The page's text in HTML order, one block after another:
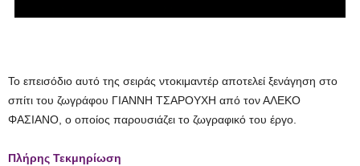
Το επεισόδιο αυτό της σειράς ντοκιμαντέρ αποτελεί ξενάγηση στο
σπίτι του ζωγράφου ΓΙΑΝΝΗ ΤΣΑΡΟΥΧΗ από τον ΑΛΕΚΟ
ΦΑΣΙΑΝΟ, ο οποίος παρουσιάζει το ζωγραφικό του έργο.
Πλήρης Τεκμηρίωση